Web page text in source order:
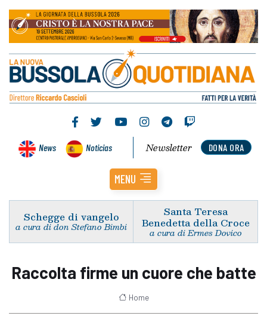
News Noticias DONA ORA
Newsletter
MENU
Schegge di vangelo
a cura di don Stefano Bimbi
Santa Teresa
Benedetta della Croce
a cura di Ermes Dovico
Raccolta firme un cuore che batte
Home